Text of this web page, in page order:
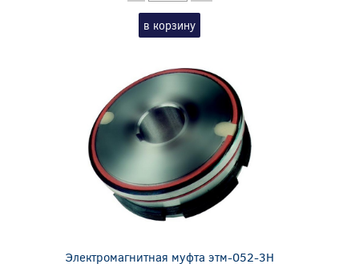
в корзину
Электромагнитная муфта этм-052-3Н